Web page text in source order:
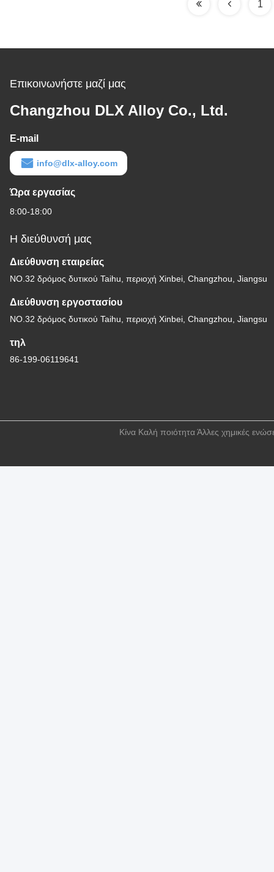
1
Επικοινωνήστε μαζί μας
Changzhou DLX Alloy Co., Ltd.
E-mail
info@dlx-alloy.com
Ώρα εργασίας
8:00-18:00
Η διεύθυνσή μας
Διεύθυνση εταιρείας
NO.32 δρόμος δυτικού Taihu, περιοχή Xinbei, Changzhou, Jiangsu
Διεύθυνση εργοστασίου
NO.32 δρόμος δυτικού Taihu, περιοχή Xinbei, Changzhou, Jiangsu
τηλ
86-199-06119641
Κίνα Καλή ποιότητα Άλλες χημικές